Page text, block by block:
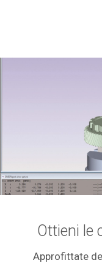
Ottieni le
Approfittate